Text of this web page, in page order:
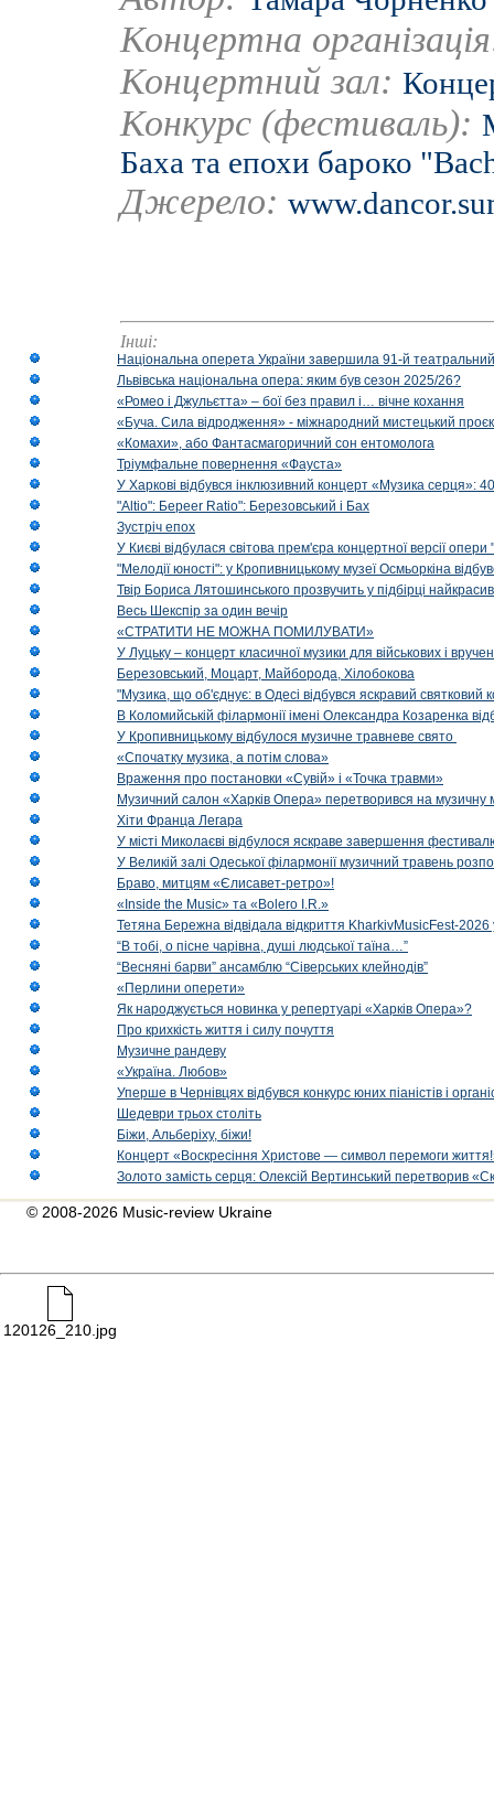
Концертна
Концертний зал:
Конкурс (фестиваль):
Баха та епохи бароко
Джерело:
Інші:
Національна оперета України завершила 91-й
Львівська національна опера: яким був сезон 2025/26?
«Ромео і Джульєтта» – бої без правил і… вічне кохання
«Буча. Сила відродження» - міжнародний мистецький
«Комахи», або Фантасмагоричний сон ентомолога
Тріумфальне повернення «Фауста»
У Харкові відбувся інклюзивний концерт «Музика серця»:
"Altio": Береer Ratio": Березовський і Бах
Зустріч епох
У Києві відбулася світова прем'єра концертної версії
"Мелодії юності": у Кропивницькому музеї Осмьоркіна
Твір Бориса Лятошинського прозвучить у підбірці
Весь Шекспір за один вечір
«СТРАТИТИ НЕ МОЖНА ПОМИЛУВАТИ»
У Луцьку – концерт класичної музики для військових і
Березовський, Моцарт, Майборода, Хілобокова
"Музика, що об'єднує: в Одесі відбувся яскравий
В Коломийській філармонії імені Олександра Козаренка
У Кропивницькому відбулося музичне травневе свято
«Спочатку музика, а потім слова»
Враження про постановки «Сувій» і «Точка травми»
Музичний салон «Харків Опера» перетворився на музичну
Хіти Франца Легара
У місті Миколаєві відбулося яскраве завершення
У Великій залі Одеської філармонії музичний травень
Браво, митцям «Єлисавет-ретро»!
«Inside the Music» та «Bolero I.R.»
Тетяна Бережна відвідала відкриття KharkivMusicFest-2026
“В тобі, о пісне чарівна, душі людської таїна…”
“Весняні барви” ансамблю “Сіверських клейнодів”
«Перлини оперети»
Як народжується новинка у репертуарі «Харків Опера»?
Про крихкість життя і силу почуття
Музичне рандеву
«Україна. Любов»
Уперше в Чернівцях відбувся конкурс юних піаністів і
Шедеври трьох століть
Біжи, Альберіху, біжи!
Концерт «Воскресіння Христове — символ перемоги
Золото замість серця: Олексій Вертинський перетворив
© 2008-2026 Music-review Ukraine
120126_210.jpg